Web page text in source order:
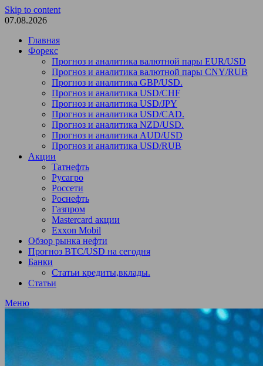
Skip to content
07.08.2026
Главная
Форекс
Прогноз и аналитика валютной пары EUR/USD
Прогноз и аналитика валютной пары CNY/RUB
Прогноз и аналитика GBP/USD.
Прогноз и аналитика USD/CHF
Прогноз и аналитика USD/JPY
Прогноз и аналитика USD/CAD.
Прогноз и аналитика NZD/USD.
Прогноз и аналитика AUD/USD
Прогноз и аналитика USD/RUB
Акции
Татнефть
Русагро
Россети
Роснефть
Газпром
Mastercard акции
Exxon Mobil
Обзор рынка нефти
Прогноз BTC/USD на сегодня
Банки
Статьи кредиты,вклады.
Статьи
Меню